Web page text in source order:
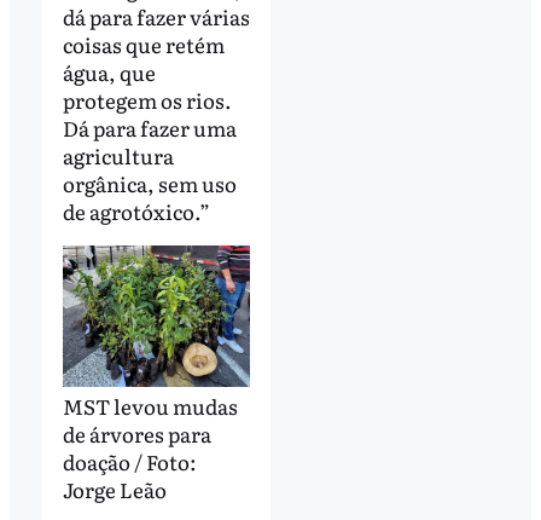
dá para fazer várias
coisas que retém
água, que
protegem os rios.
Dá para fazer uma
agricultura
orgânica, sem uso
de agrotóxico.”
MST levou mudas
de árvores para
doação / Foto:
Jorge Leão